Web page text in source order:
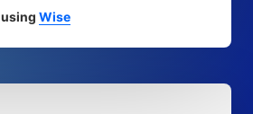
using Wise